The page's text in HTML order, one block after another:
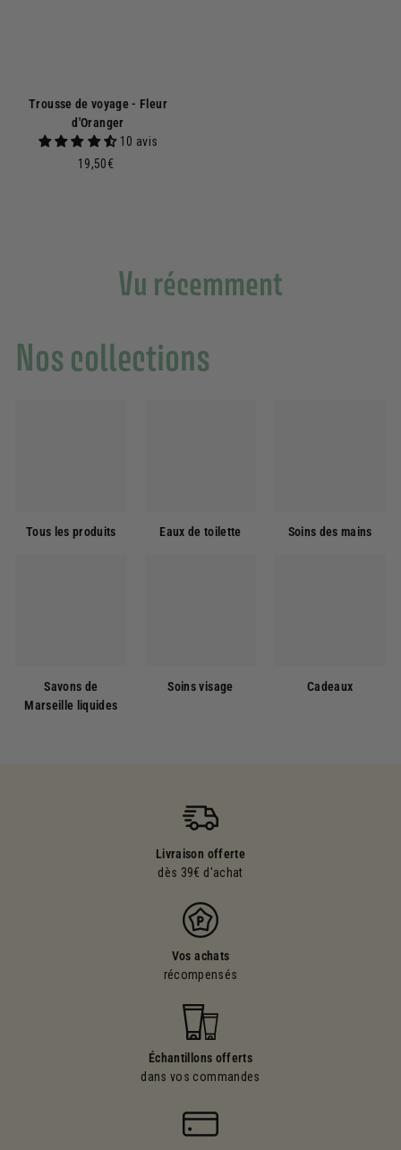
Trousse de voyage - Fleur
d'Oranger
10 avis
19,50€
Vu récemment
Nos collections
Tous les produits Eaux de toilette Soins des mains
Savons de
Marseille liquides
Soins visage Cadeaux
Livraison offerte
dès 39€ d'achat
Vos achats
récompensés
Échantillons offerts
dans vos commandes